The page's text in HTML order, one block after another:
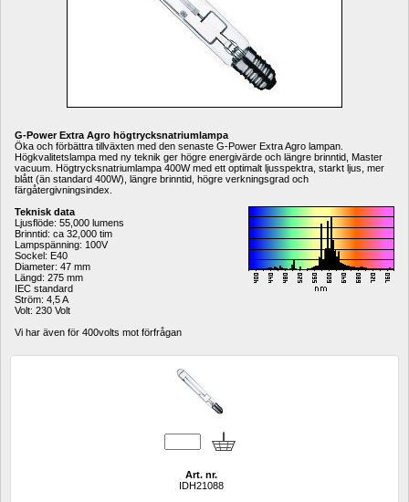
G-Power Extra Agro högtrycksnatriumlampa
Öka och förbättra tillväxten med den senaste G-Power Extra Agro lampan.
Högkvalitetslampa med ny teknik ger högre energivärde och längre brinntid, Master
vacuum. Högtrycksnatriumlampa 400W med ett optimalt ljusspektra, starkt ljus, mer
blått (än standard 400W), längre brinntid, högre verkningsgrad och
färgåtergivningsindex.
Teknisk data
Ljusflöde: 55,000 lumens
Brinntid: ca 32,000 tim
Lampspänning: 100V
Sockel: E40
Diameter: 47 mm
Längd: 275 mm
IEC standard
Ström: 4,5 A
Volt: 230 Volt
Vi har även för 400volts mot förfrågan
Art. nr.
IDH21088